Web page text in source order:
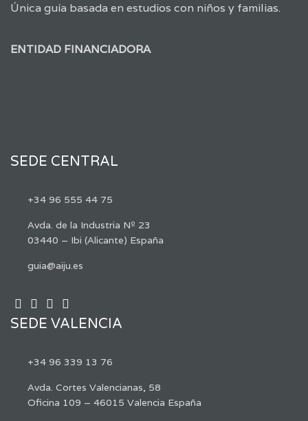
Única guía basada en estudios con niños y familias.
ENTIDAD FINANCIADORA
SEDE CENTRAL
+34 96 555 44 75
Avda. de la Industria Nº 23
03440 – Ibi (Alicante) España
guia@aiju.es
SEDE VALENCIA
+34 96 339 13 76
Avda. Cortes Valencianas, 58
Oficina 109 – 46015 Valencia España